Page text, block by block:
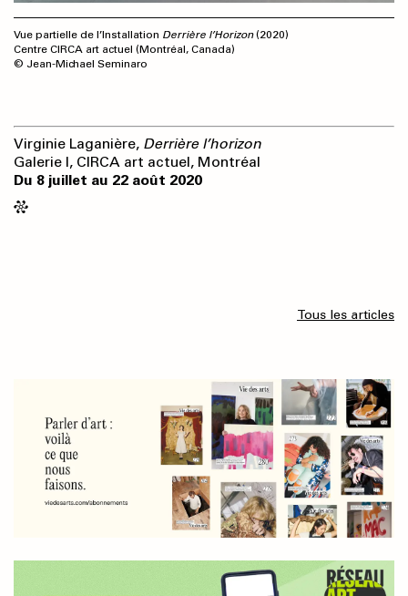
Vue partielle de l’Installation Derrière l’Horizon(2020)
Centre CIRCA art actuel (Montréal, Canada)
© Jean-Michael Seminaro
Virginie Laganière, Derrière l’horizon
Galerie I, CIRCA art actuel, Montréal
Du 8 juillet au 22 août 2020
Tous les articles